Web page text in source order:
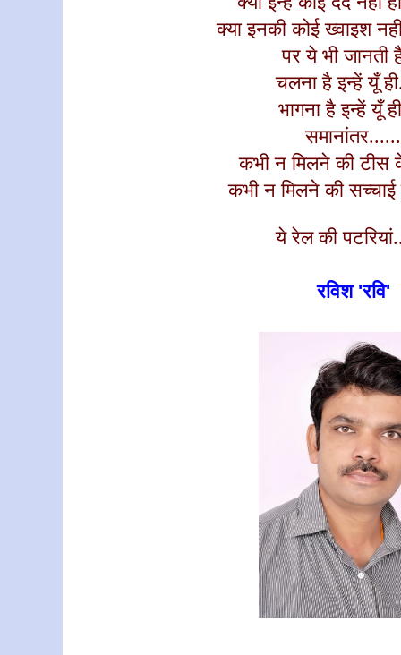
क्या इनकी कोई ख्वाइश
पर ये भी जानती
चलना है इन्हें यूँ
भागना है इन्हें यूँ
समानांतर......
कभी न मिलने की टीस
कभी न मिलने की
ये रेल की
रविश 'रवि'